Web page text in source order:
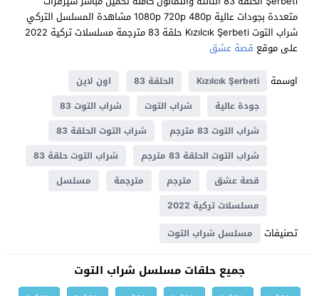
متعددة بجودات عالية 1080p 720p 480p مشاهدة المسلسل التركي
شراب التوت Kızılcık Şerbeti حلقة 83 مترجمة مسلسلات تركية 2022
على موقع قصة عشق
اوسمة
Kızılcık Şerbeti الحلقة 83
اون لاين
جودة عالية
شراب التوت
شراب التوت 83
شراب التوت 83 مترجم
شراب التوت الحلقة 83
شراب التوت الحلقة 83 مترجم
شراب التوت حلقة 83
قصة عشق
مترجم مترجمة
مسلسل
مسلسلات تركية 2022
تصنيفات مسلسل شراب التوت
جميع حلقات مسلسل شراب التوت